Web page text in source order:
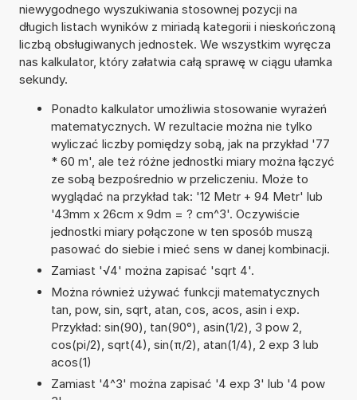
niewygodnego wyszukiwania stosownej pozycji na
długich listach wyników z miriadą kategorii i nieskończoną
liczbą obsługiwanych jednostek. We wszystkim wyręcza
nas kalkulator, który załatwia całą sprawę w ciągu ułamka
sekundy.
Ponadto kalkulator umożliwia stosowanie wyrażeń
matematycznych. W rezultacie można nie tylko
wyliczać liczby pomiędzy sobą, jak na przykład '77
* 60 m', ale też różne jednostki miary można łączyć
ze sobą bezpośrednio w przeliczeniu. Może to
wyglądać na przykład tak: '12 Metr + 94 Metr' lub
'43mm x 26cm x 9dm = ? cm^3'. Oczywiście
jednostki miary połączone w ten sposób muszą
pasować do siebie i mieć sens w danej kombinacji.
Zamiast '√4' można zapisać 'sqrt 4'.
Można również używać funkcji matematycznych
tan, pow, sin, sqrt, atan, cos, acos, asin i exp.
Przykład: sin(90), tan(90°), asin(1/2), 3 pow 2,
cos(pi/2), sqrt(4), sin(π/2), atan(1/4), 2 exp 3 lub
acos(1)
Zamiast '4^3' można zapisać '4 exp 3' lub '4 pow